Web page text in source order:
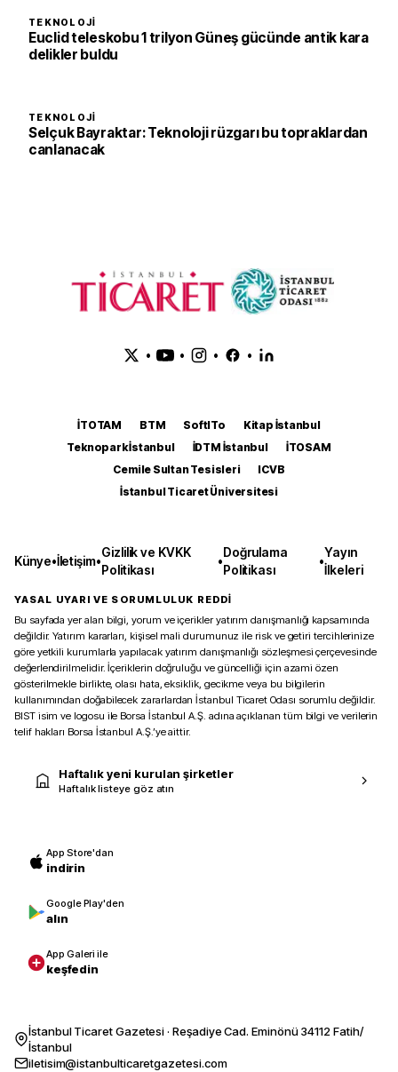
TEKNOLOJI
Euclid teleskobu 1 trilyon Güneş gücünde antik kara
delikler buldu
TEKNOLOJI
Selçuk Bayraktar: Teknoloji rüzgarı bu topraklardan
canlanacak
• • • •
İTOTAM BTM SoftITo
Kitap İstanbul
Teknopark İstanbul
İDTM İstanbul
İTOSAM
Cemile Sultan Tesisleri
ICVB
İstanbul Ticaret Üniversitesi
Künye•İletişim•
Gizlilik ve KVKK
Politikası
•
Doğrulama
Politikası
•
Yayın
İlkeleri
YASAL UYARI VE SORUMLULUK REDDİ
Bu sayfada yer alan bilgi, yorum ve içerikler yatırım danışmanlığı kapsamında
değildir. Yatırım kararları, kişisel mali durumunuz ile risk ve getiri tercihlerinize
göre yetkili kurumlarla yapılacak yatırım danışmanlığı sözleşmesi çerçevesinde
değerlendirilmelidir. İçeriklerin doğruluğu ve güncelliği için azami özen
gösterilmekle birlikte, olası hata, eksiklik, gecikme veya bu bilgilerin
kullanımından doğabilecek zararlardan İstanbul Ticaret Odası sorumlu değildir.
BIST isim ve logosu ile Borsa İstanbul A.Ş. adına açıklanan tüm bilgi ve verilerin
telif hakları Borsa İstanbul A.Ş.’ye aittir.
Haftalık yeni kurulan şirketler
Haftalık listeye göz atın
App Store'dan
indirin
Google Play'den
alın
App Galeri ile
keşfedin
İstanbul Ticaret Gazetesi · Reşadiye Cad. Eminönü 34112 Fatih/
İstanbul
iletisim@istanbulticaretgazetesi.com